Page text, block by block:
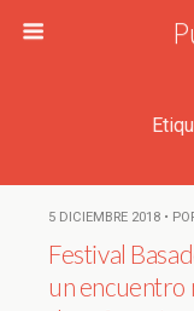
5 DICIEMBRE 2018 •
Festival
un encuentro